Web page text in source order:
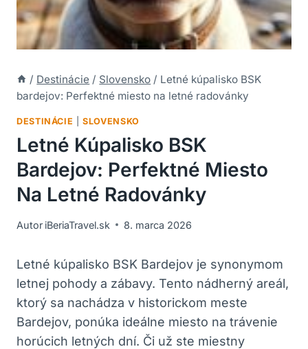
/ Destinácie / Slovensko / Letné kúpalisko BSK
bardejov: Perfektné miesto na letné radovánky
DESTINÁCIE |SLOVENSKO
Letné Kúpalisko BSK
Bardejov: Perfektné Miesto
Na Letné Radovánky
Autor iBeriaTravel.sk 8. marca 2026
Letné kúpalisko BSK Bardejov je synonymom
letnej pohody a zábavy. Tento nádherný areál,
ktorý sa nachádza v historickom meste
Bardejov, ponúka ideálne miesto na trávenie
horúcich letných dní. Či už ste miestny